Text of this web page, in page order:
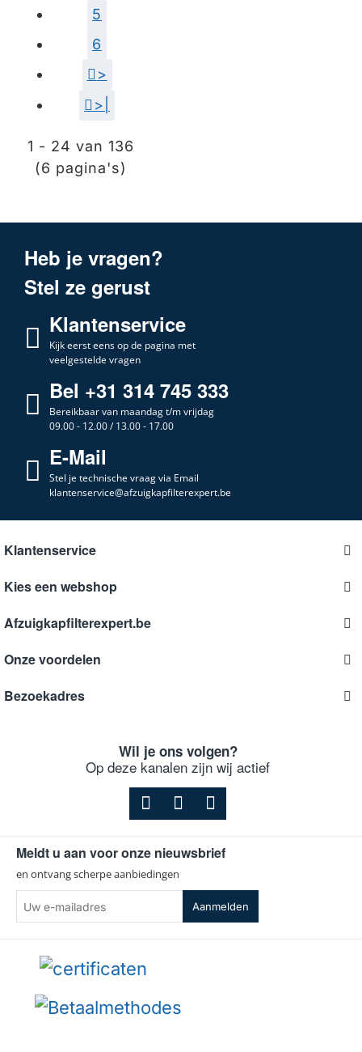
5
6
>
>|
1 - 24 van 136
(6 pagina's)
Heb je vragen?
Stel ze gerust
Klantenservice
Kijk eerst eens op de pagina met
veelgestelde vragen
Bel +31 314 745 333
Bereikbaar van maandag t/m vrijdag
09.00 - 12.00 / 13.00 - 17.00
E-Mail
Stel je technische vraag via Email
klantenservice@afzuigkapfilterexpert.be
Klantenservice
Kies een webshop
Afzuigkapfilterexpert.be
Onze voordelen
Bezoekadres
Wil je ons volgen?
Op deze kanalen zijn wij actief
Meldt u aan voor onze nieuwsbrief
en ontvang scherpe aanbiedingen
e-
mailadres
Aanmelden